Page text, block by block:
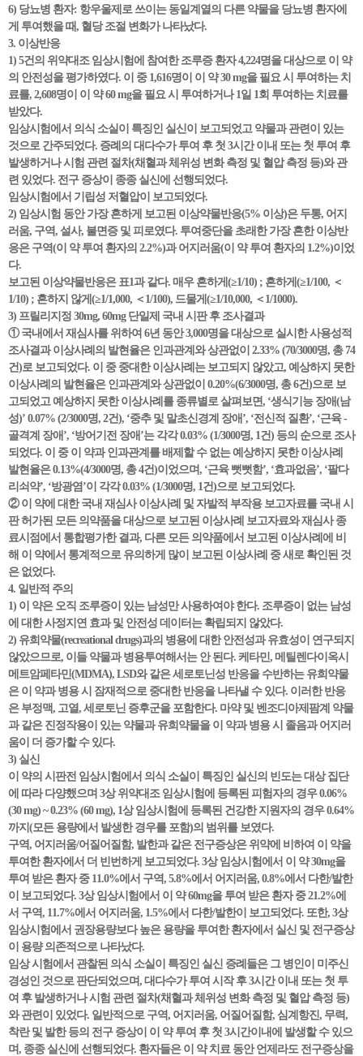
6) 당뇨병 환자: 항우울제로 쓰이는 동일계열의 다른 약물을 당뇨병 환자에
게 투여했을 때, 혈당 조절 변화가 나타났다.
3. 이상반응
1) 5건의 위약대조 임상시험에 참여한 조루증 환자 4,224명을 대상으로 이 약
의 안전성을 평가하였다. 이 중 1,616명이 이 약 30 mg을 필요 시 투여하는 치
료를, 2,608명이 이 약 60 mg을 필요 시 투여하거나 1일 1회 투여하는 치료를
받았다.
임상시험에서 의식 소실이 특징인 실신이 보고되었고 약물과 관련이 있는
것으로 간주되었다. 증례의 대다수가 투여 후 첫 3시간 이내 또는 첫 투여 후
발생하거나 시험 관련 절차(채혈과 체위성 변화 측정 및 혈압 측정 등)와 관
련 있었다. 전구 증상이 종종 실신에 선행되었다.
임상시험에서 기립성 저혈압이 보고되었다.
2) 임상시험 동안 가장 흔하게 보고된 이상약물반응(5% 이상)은 두통, 어지
러움, 구역, 설사, 불면증 및 피로였다. 투여중단을 초래한 가장 흔한 이상반
응은 구역(이 약 투여 환자의 2.2%)과 어지러움(이 약 투여 환자의 1.2%)이었
다.
보고된 이상약물반응은 표1과 같다. 매우 흔하게(≥1/10) ; 흔하게(≥1/100, ＜
1/10) ; 흔하지 않게(≥1/1,000, ＜1/100), 드물게(≥1/10,000, ＜1/1000).
3) 프릴리지정 30mg, 60mg 단일제 국내 시판 후 조사결과
① 국내에서 재심사를 위하여 6년 동안 3,000명을 대상으로 실시한 사용성적
조사결과 이상사례의 발현율은 인과관계와 상관없이 2.33% (70/3000명, 총 74
건)로 보고되었다. 이 중 중대한 이상사례는 보고되지 않았고, 예상하지 못한
이상사례의 발현율은 인과관계와 상관없이 0.20%(6/3000명, 총 6건)으로 보
고되었고 예상하지 못한 이상사례를 종류별로 살펴보면, ‘생식기능 장애(남
성)’ 0.07% (2/3000명, 2건), ‘중추 및 말초신경계 장애’, ‘전신적 질환’, ‘근육 -
골격계 장애’, ‘방어기전 장애’는 각각 0.03% (1/3000명, 1건) 등의 순으로 조사
되었다. 이 중 이 약과 인과관계를 배제할 수 없는 예상하지 못한 이상사례
발현율은 0.13%(4/3000명, 총 4건)이었으며, ‘근육 뻣뻣함’, ‘효과없음’, ‘팔다
리쇠약’, ‘방광염’이 각각 0.03% (1/3000명, 1건)으로 보고되었다.
② 이 약에 대한 국내 재심사 이상사례 및 자발적 부작용 보고자료를 국내 시
판 허가된 모든 의약품을 대상으로 보고된 이상사례 보고자료와 재심사 종
료시점에서 통합평가한 결과, 다른 모든 의약품에서 보고된 이상사례에 비
해 이 약에서 통계적으로 유의하게 많이 보고된 이상사례 중 새로 확인된 것
은 없었다.
4. 일반적 주의
1) 이 약은 오직 조루증이 있는 남성만 사용하여야 한다. 조루증이 없는 남성
에 대한 사정지연 효과 및 안전성 데이터는 확립되지 않았다.
2) 유희약물(recreational drugs)과의 병용에 대한 안전성과 유효성이 연구되지
않았으므로, 이들 약물과 병용투여해서는 안 된다. 케타민, 메틸렌다이옥시
메트암페타민(MDMA), LSD와 같은 세로토닌성 반응을 수반하는 유희약물
은 이 약과 병용 시 잠재적으로 중대한 반응을 나타낼 수 있다. 이러한 반응
은 부정맥, 고열, 세로토닌 증후군을 포함한다. 마약 및 벤조디아제팜계 약물
과 같은 진정작용이 있는 약물과 유희약물을 이 약과 병용 시 졸음과 어지러
움이 더 증가할 수 있다.
3) 실신
이 약의 시판전 임상시험에서 의식 소실이 특징인 실신의 빈도는 대상 집단
에 따라 다양했으며 3상 위약대조 임상시험에 등록된 피험자의 경우 0.06%
(30 mg) ~ 0.23% (60 mg), 1상 임상시험에 등록된 건강한 지원자의 경우 0.64%
까지(모든 용량에서 발생한 경우를 포함)의 범위를 보였다.
구역, 어지러움/어질어질함, 발한과 같은 전구증상은 위약에 비하여 이 약을
투여한 환자에서 더 빈번하게 보고되었다. 3상 임상시험에서 이 약 30mg을
투여 받은 환자 중 11.0%에서 구역, 5.8%에서 어지러움, 0.8%에서 다한/발한
이 보고되었다. 3상 임상시험에서 이 약 60mg을 투여 받은 환자 중 21.2%에
서 구역, 11.7%에서 어지러움, 1.5%에서 다한/발한이 보고되었다. 또한, 3상
임상시험에서 권장용량보다 높은 용량을 투여한 환자에서 실신 및 전구증상
이 용량 의존적으로 나타났다.
임상 시험에서 관찰된 의식 소실이 특징인 실신 증례들은 그 병인이 미주신
경성인 것으로 판단되었으며, 대다수가 투여 시작 후 3시간 이내 또는 첫 투
여 후 발생하거나 시험 관련 절차(채혈과 체위성 변화 측정 및 혈압 측정 등)
와 관련이 있었다. 일반적으로 구역, 어지러움, 어질어질함, 심계항진, 무력,
착란 및 발한 등의 전구 증상이 이 약 투여 후 첫 3시간이내에 발생할 수 있으
며, 종종 실신에 선행되었다. 환자들은 이 약 치료 동안 언제라도 전구증상을